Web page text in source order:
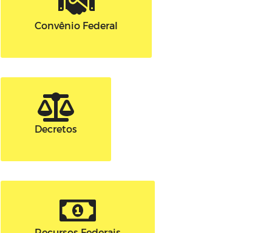
Convênio Federal
Decretos